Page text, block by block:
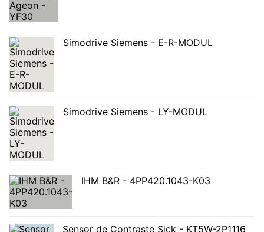
Simodrive Siemens - E-R-MODUL
Simodrive Siemens - LY-MODUL
IHM B&R - 4PP420.1043-K03
Sensor de Contraste Sick - KT5W-2P1116